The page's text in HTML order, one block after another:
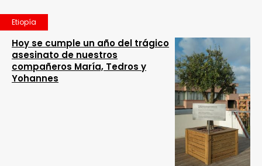
Etiopía
Hoy se cumple un año del trágico
asesinato de nuestros
compañeros María, Tedros y
Yohannes